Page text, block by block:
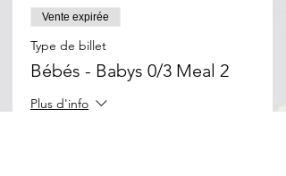
Vente expirée
Type de billet
Bébés - Babys 0/3 Meal 2
Plus d'info